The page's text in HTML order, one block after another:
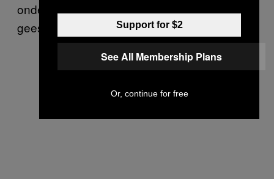
ondernemingen, zowel voor je lichaam als
geest.”
Support for $2
See All Membership Plans
Or, continue for free